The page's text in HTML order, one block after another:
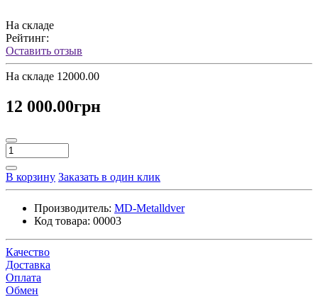
На складе
Рейтинг:
Оставить отзыв
На складе 12000.00
12 000.00грн
В корзину Заказать в один клик
Производитель: MD-Metalldver
Код товара: 00003
Качество
Доставка
Оплата
Обмен